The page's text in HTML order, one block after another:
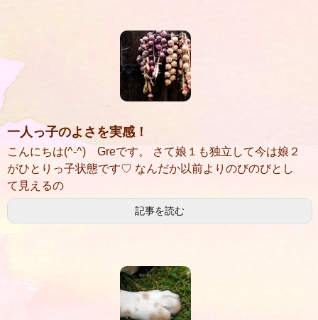
一人っ子のよさを実感！
こんにちは(^-^) Greです。 さて娘１も独立して今は娘２
がひとりっ子状態です♡ なんだか以前よりのびのびとし
て見えるの
記事を読む